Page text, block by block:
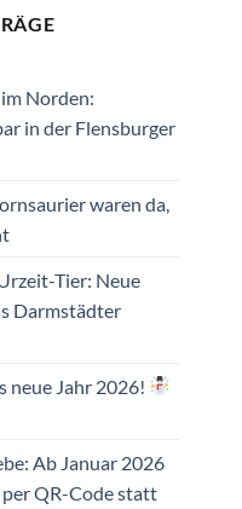
Norden:
in der Flensburger
waren da,
Tier: Neue
Darmstädter
neue Jahr 2026!
Ab Januar 2026
QR-Code statt